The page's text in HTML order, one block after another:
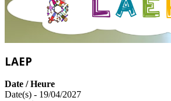
LAEP
Date / Heure
Date(s) - 19/04/2027